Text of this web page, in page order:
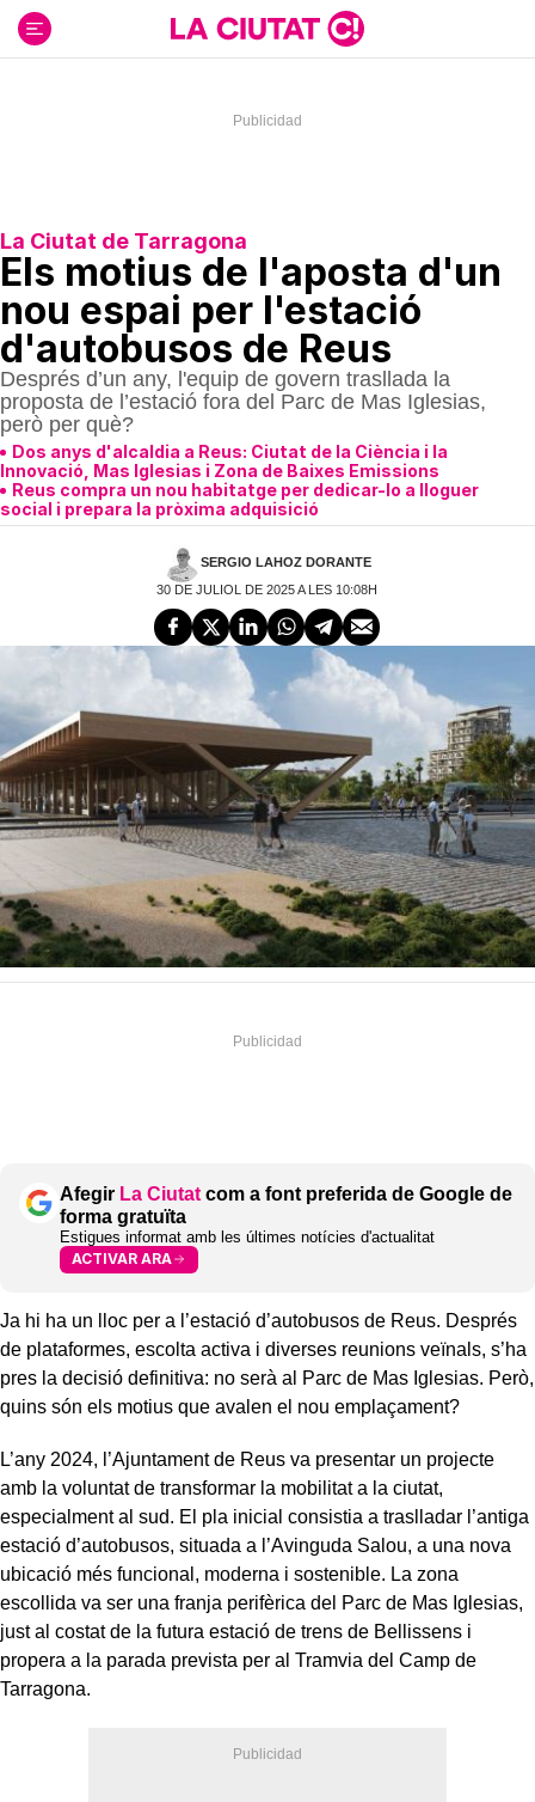
contenido
La Ciutat de Tarragona
Els motius de l'aposta d'un
nou espai per l'estació
d'autobusos de Reus
Després d’un any, l'equip de govern trasllada la
proposta de l’estació fora del Parc de Mas Iglesias,
però per què?
Dos anys d'alcaldia a Reus: Ciutat de la Ciència i la
Innovació, Mas Iglesias i Zona de Baixes Emissions
Reus compra un nou habitatge per dedicar-lo a lloguer
social i prepara la pròxima adquisició
SERGIO LAHOZ DORANTE
30 DE JULIOL DE 2025 A LES 10:08H
Afegir La Ciutat com a font preferida de Google de
forma gratuïta
Estigues informat amb les últimes notícies d'actualitat
ACTIVAR ARA
Ja hi ha un lloc per a l’estació d’autobusos de Reus. Després
de plataformes, escolta activa i diverses reunions veïnals, s’ha
pres la decisió definitiva: no serà al Parc de Mas Iglesias. Però,
quins són els motius que avalen el nou emplaçament?
L’any 2024, l’Ajuntament de Reus va presentar un projecte
amb la voluntat de transformar la mobilitat a la ciutat,
especialment al sud. El pla inicial consistia a traslladar l’antiga
estació d’autobusos, situada a l’Avinguda Salou, a una nova
ubicació més funcional, moderna i sostenible. La zona
escollida va ser una franja perifèrica del Parc de Mas Iglesias,
just al costat de la futura estació de trens de Bellissens i
propera a la parada prevista per al Tramvia del Camp de
Tarragona.